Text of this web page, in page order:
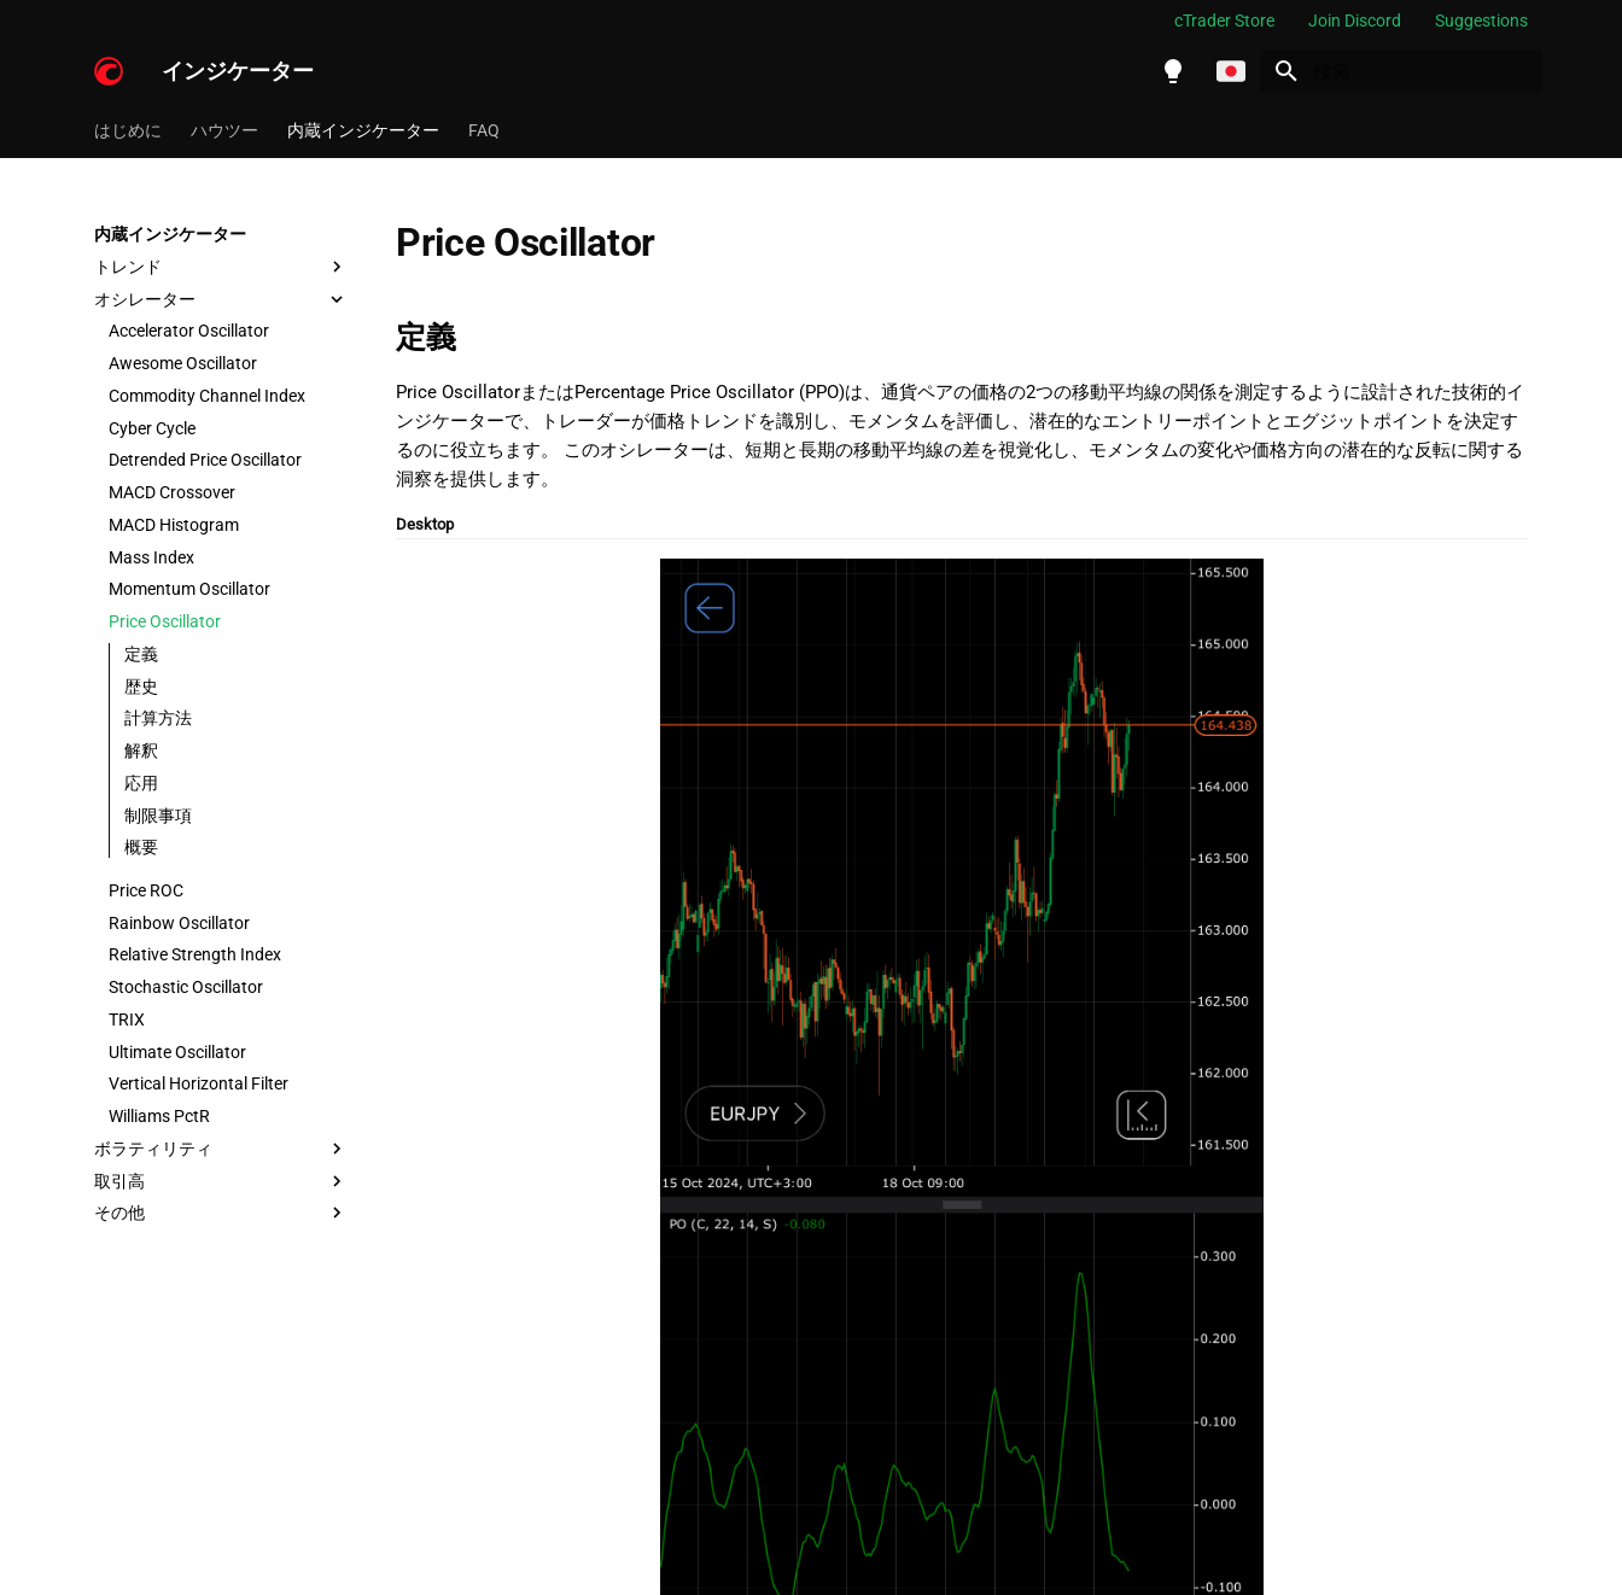
cTrader Store Join Discord Suggestions
インジケーター
ไทย
Tiếng Việt
日本語
Français
Polski
Русский
はじめに ハウツー 内蔵インジケーター FAQ
内蔵インジケーター
トレンド
オシレーター
Accelerator Oscillator
Awesome Oscillator
Commodity Channel Index
Cyber Cycle
Detrended Price Oscillator
MACD Crossover
MACD Histogram
Mass Index
Momentum Oscillator
Price Oscillator
定義
歴史
計算方法
解釈
応用
制限事項
概要
Price ROC
Rainbow Oscillator
Relative Strength Index
Stochastic Oscillator
TRIX
Ultimate Oscillator
Vertical Horizontal Filter
Williams PctR
ボラティリティ
取引高
その他
Price Oscillator
定義
Price OscillatorまたはPercentage Price Oscillator (PPO)は、通貨ペアの価格の2つの移動平均線の関係を測定するように設計された技術的イ
ンジケーターで、トレーダーが価格トレンドを識別し、モメンタムを評価し、潜在的なエントリーポイントとエグジットポイントを決定す
るのに役立ちます。 このオシレーターは、短期と長期の移動平均線の差を視覚化し、モメンタムの変化や価格方向の潜在的な反転に関する
洞察を提供します。
Desktop